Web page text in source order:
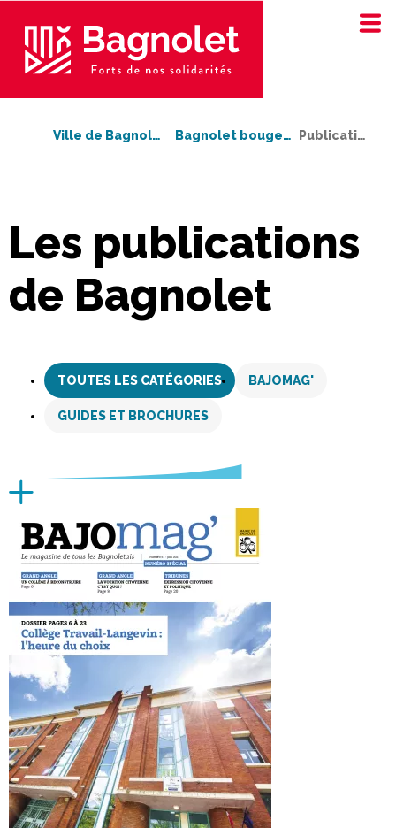
Ville de Bagnolet Bagnolet bouge ! Publications
Les publications
de Bagnolet
contenu
TOUTES LES CATÉGORIES BAJOMAG'
GUIDES ET BROCHURES